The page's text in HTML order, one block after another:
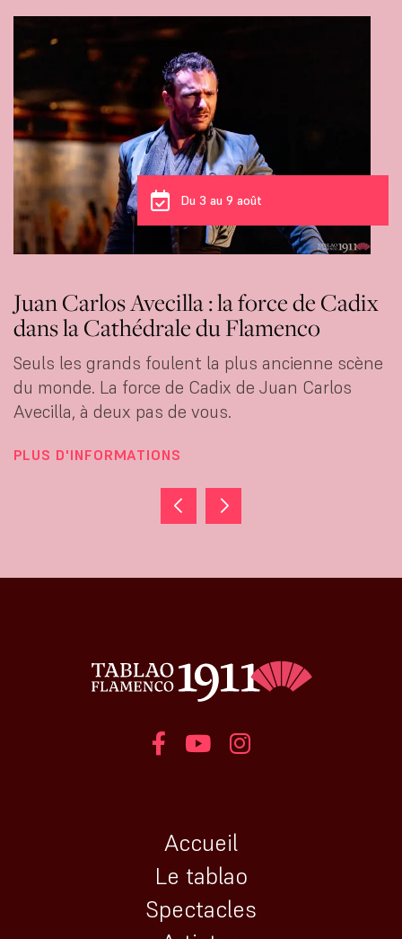
Du 3 au 9 août
Juan Carlos Avecilla : la force de Cadix
dans la Cathédrale du Flamenco
Seuls les grands foulent la plus ancienne scène
du monde. La force de Cadix de Juan Carlos
Avecilla, à deux pas de vous.
PLUS D'INFORMATIONS
Accueil
Le tablao
Spectacles